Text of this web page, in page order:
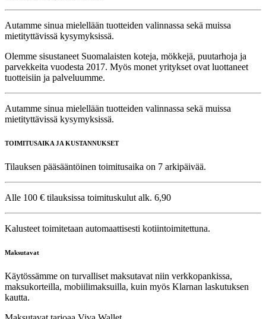
Autamme sinua mielellään tuotteiden valinnassa sekä muissa
mietityttävissä kysymyksissä.
Olemme sisustaneet Suomalaisten koteja, mökkejä, puutarhoja ja
parvekkeita vuodesta 2017. Myös monet yritykset ovat luottaneet
tuotteisiin ja palveluumme.
Autamme sinua mielellään tuotteiden valinnassa sekä muissa
mietityttävissä kysymyksissä.
TOIMITUSAIKA JA KUSTANNUKSET
Tilauksen pääsääntöinen toimitusaika on 7 arkipäivää.
Alle 100 € tilauksissa toimituskulut alk. 6,90
Kalusteet toimitetaan automaattisesti kotiintoimitettuna.
Maksutavat
Käytössämme on turvalliset maksutavat niin verkkopankissa,
maksukorteilla, mobiilimaksuilla, kuin myös Klarnan laskutuksen
kautta.